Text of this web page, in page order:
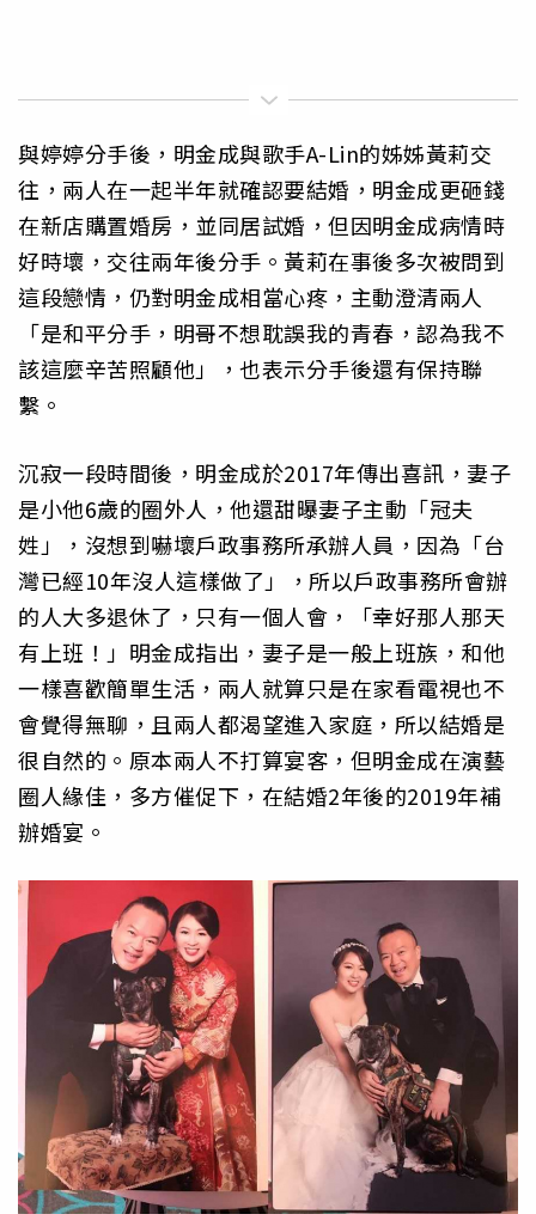
與婷婷分手後，明金成與歌手A-Lin的姊姊黃莉交
往，兩人在一起半年就確認要結婚，明金成更砸錢
在新店購置婚房，並同居試婚，但因明金成病情時
好時壞，交往兩年後分手。黃莉在事後多次被問到
這段戀情，仍對明金成相當心疼，主動澄清兩人
「是和平分手，明哥不想耽誤我的青春，認為我不
該這麼辛苦照顧他」，也表示分手後還有保持聯
繫。
沉寂一段時間後，明金成於2017年傳出喜訊，妻子
是小他6歲的圈外人，他還甜曝妻子主動「冠夫
姓」，沒想到嚇壞戶政事務所承辦人員，因為「台
灣已經10年沒人這樣做了」，所以戶政事務所會辦
的人大多退休了，只有一個人會，「幸好那人那天
有上班！」明金成指出，妻子是一般上班族，和他
一樣喜歡簡單生活，兩人就算只是在家看電視也不
會覺得無聊，且兩人都渴望進入家庭，所以結婚是
很自然的。原本兩人不打算宴客，但明金成在演藝
圈人緣佳，多方催促下，在結婚2年後的2019年補
辦婚宴。